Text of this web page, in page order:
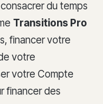
du temps
Transitions Pro
financer votre
votre
votre Compte
financer des